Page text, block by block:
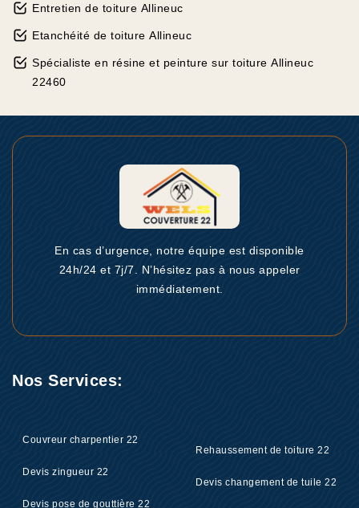
Entretien de toiture Allineuc
Etanchéité de toiture Allineuc
Spécialiste en résine et peinture sur toiture Allineuc
22460
En cas d’urgence, notre équipe est disponible
24h/24 et 7j/7. N’hésitez pas à nous appeler
immédiatement.
Nos Services:
Couvreur charpentier 22
Devis zingueur 22
Devis pose de gouttière 22
Rehaussement de toiture 22
Devis changement de tuile 22